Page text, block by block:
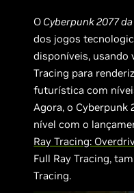
O Cyberpunk 2077 da
dos jogos
disponíveis, usando
Tracing para
futurística com
Agora, o Cyberpunk
nível com o
Ray Tracing:
Full Ray Tracing,
Tracing.